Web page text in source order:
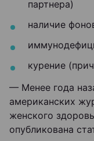
партнера)
наличие
курение
— Менее года
американских
женского
опубликована